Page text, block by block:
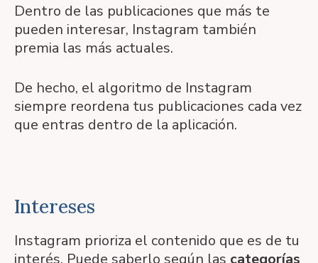
Dentro de las publicaciones que más te
pueden interesar, Instagram también
premia las más actuales.
De hecho, el algoritmo de Instagram
siempre reordena tus publicaciones cada vez
que entras dentro de la aplicación.
Intereses
Instagram prioriza el contenido que es de tu
interés. Puede saberlo según las categorías